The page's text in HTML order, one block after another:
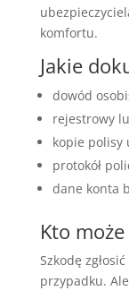
komfortu.
Jakie
dowód
rejestrowy
kopie polisy
protokół
dane konta
Kto może
Szkodę
przypadku.